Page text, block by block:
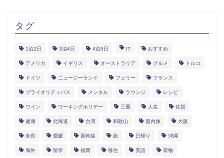
タグ
1泊2日 3泊4日 4泊5日 IT おすすめ
アメリカ イギリス オーストラリア グルメ トルコ
ドイツ ニュージーランド フェリー フランス
プライオリティパス メンタル ラウンジ レシピ
ワイン ワーキングホリデー 三重 人生 佐賀
健康 北海道 台湾 和歌山 国内旅 大阪
奈良 愛媛 新幹線 旅 日帰り 沖縄
海外 留学 福岡 移住 英語 荷物